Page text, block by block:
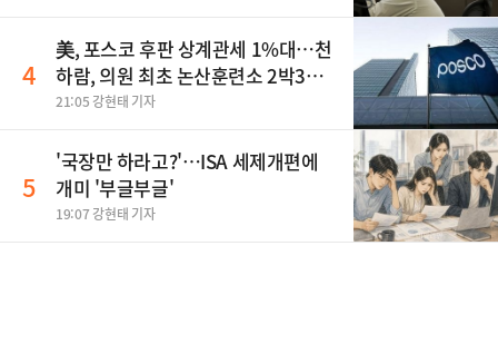
4
美, 포스코 후판 상계관세 1%대…천
하람, 의원 최초 논산훈련소 2박3일
'입소'
21:05 강현태 기자
5
'국장만 하라고?'…ISA 세제개편에
개미 '부글부글'
19:07 강현태 기자